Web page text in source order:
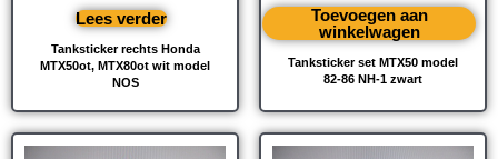
Tanksticker rechts Honda
MTX50ot, MTX80ot wit model
NOS
Lees verder
Tanksticker set MTX50 model
82-86 NH-1 zwart
Toevoegen aan
winkelwagen